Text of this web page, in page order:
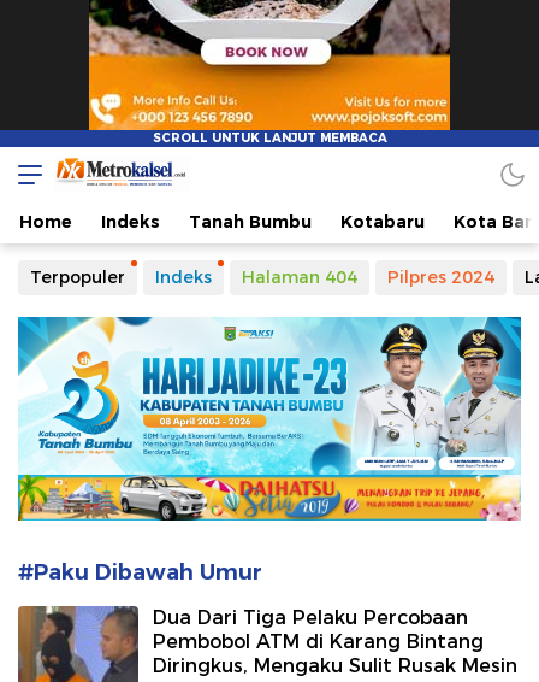
Metro Kalsel
Media Online Terkini, Faktual dan Mendidik
Home Indeks Tanah Bumbu Kotabaru Kota
Terpopuler Indeks Halaman 404 Pilpres 2024
#Paku Dibawah Umur
Dua Dari Tiga Pelaku Percobaan
Pembobol ATM di Karang Bintang
Diringkus, Mengaku Sulit Rusak Mesin